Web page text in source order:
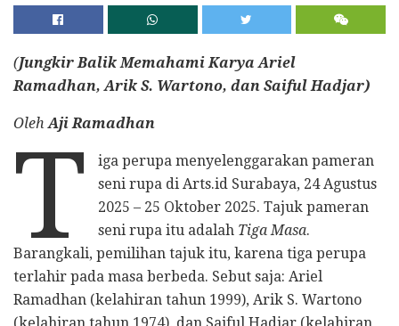
(Jungkir Balik Memahami Karya Ariel
Ramadhan, Arik S. Wartono, dan Saiful Hadjar)
Oleh Aji Ramadhan
T
iga perupa menyelenggarakan pameran
seni rupa di Arts.id Surabaya, 24 Agustus
2025 – 25 Oktober 2025. Tajuk pameran
seni rupa itu adalah Tiga Masa.
Barangkali, pemilihan tajuk itu, karena tiga perupa
terlahir pada masa berbeda. Sebut saja: Ariel
Ramadhan (kelahiran tahun 1999), Arik S. Wartono